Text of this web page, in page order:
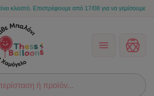
Επιστρέφουμε από 17/08 για να γεμίσουμε ξανά